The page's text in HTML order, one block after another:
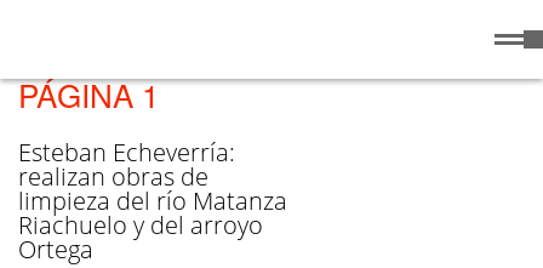
PÁGINA 1
Esteban Echeverría:
realizan obras de
limpieza del río Matanza
Riachuelo y del arroyo
Ortega